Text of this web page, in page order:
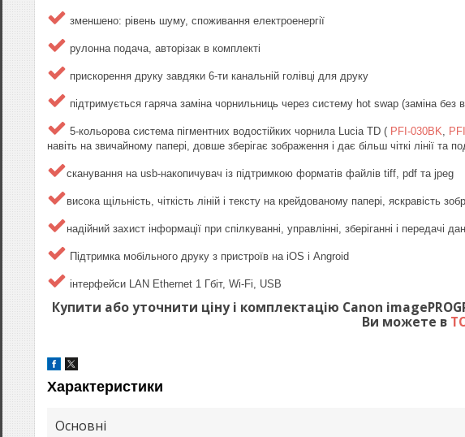
зменшено: рівень шуму, споживання електроенергії
рулонна подача, авторізак в комплекті
прискорення друку завдяки 6-ти канальній голівці для друку
підтримується гаряча заміна чорнильниць через систему hot swap (заміна без
5-кольорова система пігментних водостійких чорнила Lucia TD ( PFI-030BK
навіть на звичайному папері, довше зберігає зображення і дає більш чіткі лінії
сканування на usb-накопичувач із підтримкою форматів файлів tiff, pdf та jpeg
висока щільність, чіткість ліній і тексту на крейдованому папері, яскравість
надійний захист інформації при спілкуванні, управлінні, зберіганні і передачі
Підтримка мобільного друку з пристроїв на iOS і Angroid
інтерфейси LAN Ethernet 1 Гбіт, Wi-Fi, USB
Купити або уточнити ціну і комплектацію Canon
Ви можете в
Характеристики
Основні